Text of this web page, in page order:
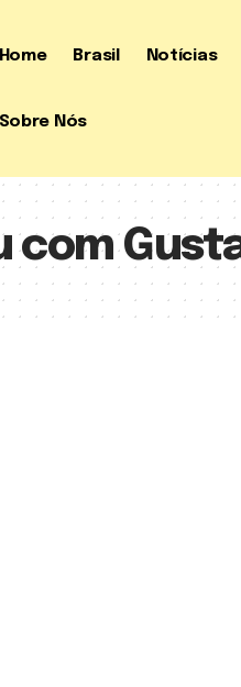
Home Brasil Notícias
Sobre Nós
com